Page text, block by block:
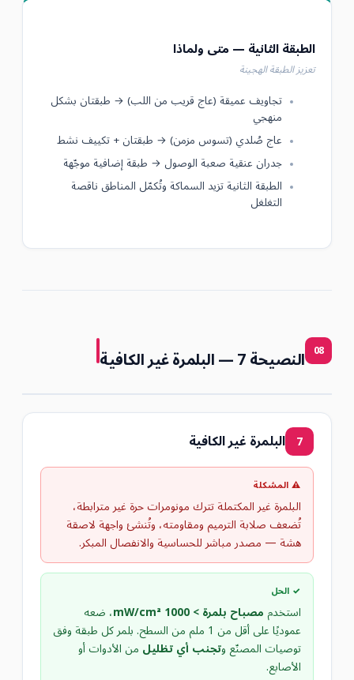
الطبقة الثانية — متى ولماذا
تعزيز الطبقة الهجينة
تجاويف عميقة (عاج قريب من اللب) → طبقتان بشكل
منهجي
عاج صُلدي (تسوس مزمن) → طبقتان + تكييف نشط
جدران عنقية صعبة الوصول → طبقة إضافية موجّهة
الطبقة الثانية تزيد السماكة وتُكمّل المناطق ناقصة
التغلغل
08 النصيحة 7 — البلمرة غير الكافية
7 البلمرة غير الكافية
⚠ المشكلة
البلمرة غير المكتملة تترك مونومرات حرة غير مترابطة،
تُضعف صلابة الترميم ومقاومته، وتُنشئ واجهة لاصقة
هشة — مصدر مباشر للحساسية والانفصال المبكر.
✓ الحل
استخدممصباح بلمرة > 1000 mW/cm² ، ضعه
عموديًا على أقل من 1 ملم من السطح. بلمر كل طبقة وفق
توصيات المصنّع وتجنب أي تظليل من الأدوات أو
الأصابع.